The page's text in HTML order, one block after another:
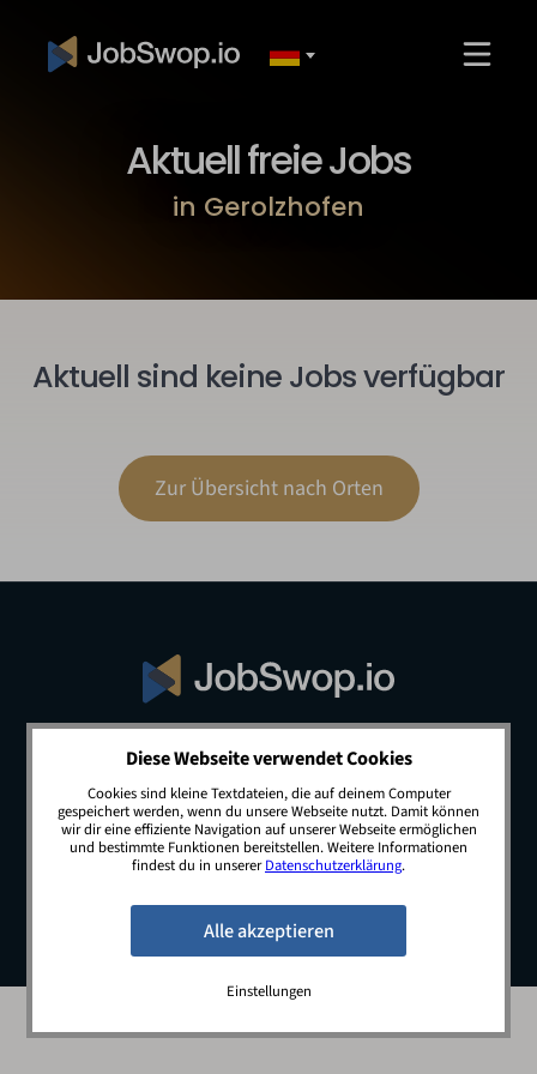
Aktuell freie Jobs
in Gerolzhofen
Aktuell sind keine Jobs verfügbar
Zur Übersicht nach Orten
© 2026 JobSwop.io · All rights reserved.
Blog Jobs Newsletter
Kontakt
Preise
Impressum Datenschutz
Diese Webseite verwendet Cookies
Cookies sind kleine Textdateien, die auf deinem Computer
gespeichert werden, wenn du unsere Webseite nutzt. Damit können
wir dir eine effiziente Navigation auf unserer Webseite ermöglichen
und bestimmte Funktionen bereitstellen. Weitere Informationen
findest du in unsererDatenschutzerklärung.
Einstellungen